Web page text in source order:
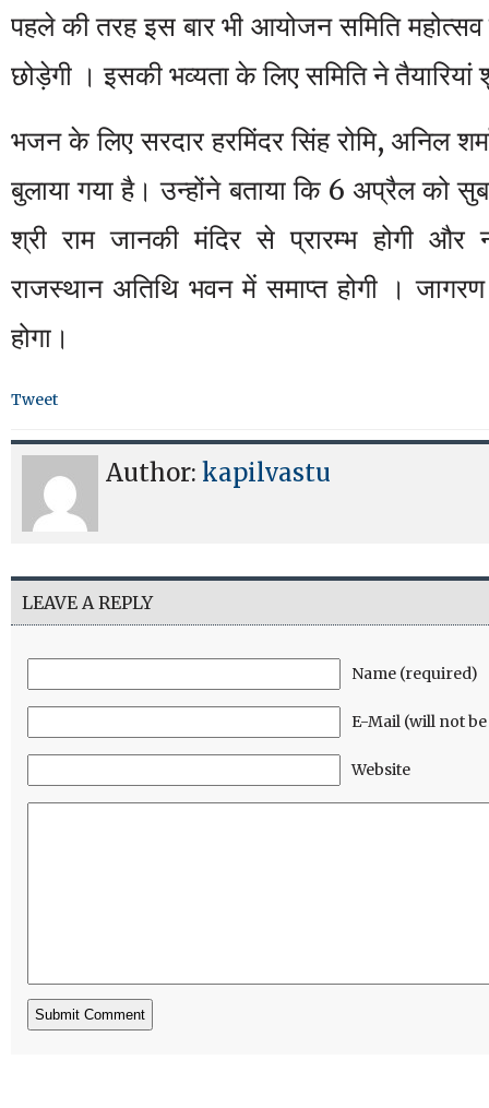
पहले की तरह इस बार भी आयोजन समिति
छोड़ेगी । इसकी भव्यता के लिए समिति ने
भजन के लिए सरदार हरमिंदर सिंह रोमि, अनिल
बुलाया गया है। उन्होंने बताया कि 6 अप्रैल को
श्री राम जानकी मंदिर से प्रारम्भ होगी
राजस्थान अतिथि भवन में समाप्त होगी ।
होगा।
Tweet
Author: kapilvastu
LEAVE A REPLY
Name (required)
E-Mail (will not
Website